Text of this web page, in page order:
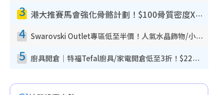
3 港大推賽馬會強化骨骼計劃！$100骨質密度X光檢查 完成免費運動訓練送超市禮券！附參加資格
4 Swarovski Outlet專區低至半價！人氣水晶飾物/小擺設$138起！迪士尼款/水晶高跟鞋都有平
5 廚具開倉｜特福Tefal廚具/家電開倉低至3折！$220起買平底鍋/炒鑊/湯煲！電飯煲/吸塵機/燙斗$418起